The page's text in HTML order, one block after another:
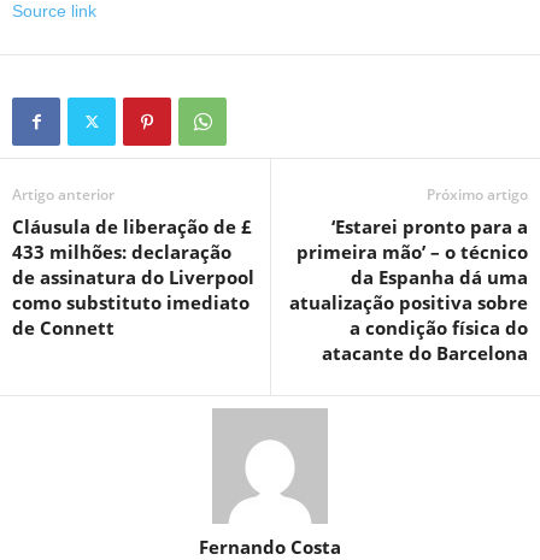
Source link
Artigo anterior
Cláusula de liberação de £
433 milhões: declaração
de assinatura do Liverpool
como substituto imediato
de Connett
Próximo artigo
‘Estarei pronto para a
primeira mão’ – o técnico
da Espanha dá uma
atualização positiva sobre
a condição física do
atacante do Barcelona
Fernando Costa